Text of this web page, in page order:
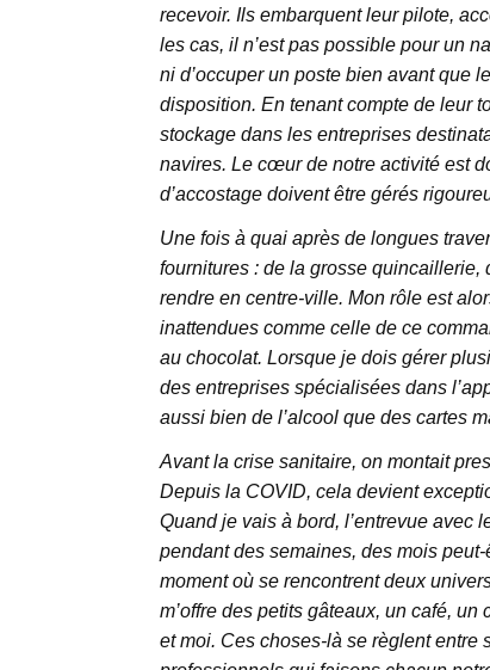
recevoir. Ils embarquent leur pilote,
les cas, il n’est pas possible pour un
ni d’occuper un poste bien avant que
disposition. En tenant compte de leur
stockage dans les entreprises
navires. Le cœur de notre activité est
d’accostage doivent être gérés
Une fois à quai après de longues
fournitures : de la grosse quincaillerie,
rendre en centre-ville. Mon rôle est
inattendues comme celle de ce
au chocolat. Lorsque je dois gérer
des entreprises spécialisées dans
aussi bien de l’alcool que des cartes
Avant la crise sanitaire, on montait
Depuis la COVID, cela devient
Quand je vais à bord, l’entrevue avec
pendant des semaines, des mois
moment où se rencontrent deux
m’offre des petits gâteaux, un café,
et moi. Ces choses-là se règlent entre